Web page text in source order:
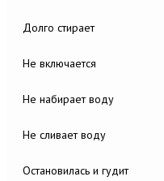
Долго стирает
Не включается
Не набирает воду
Не сливает воду
Остановилась и гудит